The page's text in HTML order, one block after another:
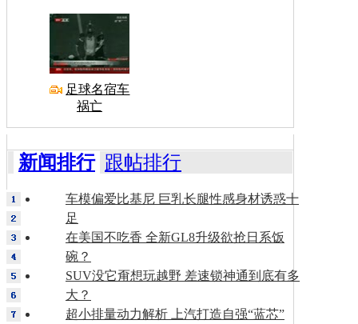
足球名宿车
祸亡
新闻排行 跟帖排行
车模偏爱比基尼 巨乳长腿性感身材诱惑十
足
在美国不吃香 全新GL8升级欲抢日系饭
碗？
SUV没它甭想玩越野 差速锁神通到底有多
大？
超小排量动力解析 上汽打造自强“蓝芯”